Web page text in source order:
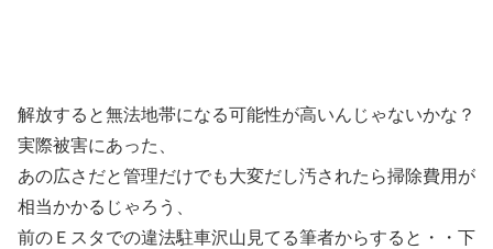
解放すると無法地帯になる可能性が高いんじゃないかな？
実際被害にあった、
あの広さだと管理だけでも大変だし汚されたら掃除費用が
相当かかるじゃろう、
前のＥスタでの違法駐車沢山見てる筆者からすると・・下